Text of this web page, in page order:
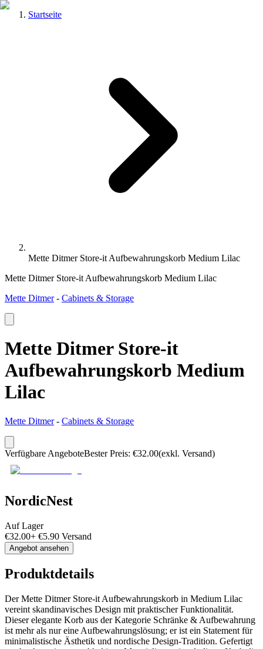
Startseite
Mette Ditmer Store-it Aufbewahrungskorb Medium Lilac
Mette Ditmer Store-it Aufbewahrungskorb Medium Lilac
Mette Ditmer- Cabinets & Storage
Mette Ditmer Store-it
Aufbewahrungskorb Medium
Lilac
Mette Ditmer- Cabinets & Storage
Verfügbare AngeboteBester Preis: €32.00(exkl. Versand)
NordicNest
Auf Lager
€32.00+ €5.90 Versand
Angebot ansehen
Produktdetails
Der Mette Ditmer Store-it Aufbewahrungskorb in Medium Lilac
vereint skandinavisches Design mit praktischer Funktionalität.
Dieser elegante Korb aus der Kategorie Schränke & Aufbewahrung
ist mehr als nur eine Aufbewahrungslösung; er ist ein Statement für
minimalistische Ästhetik und nordische Design-Tradition. Gefertigt